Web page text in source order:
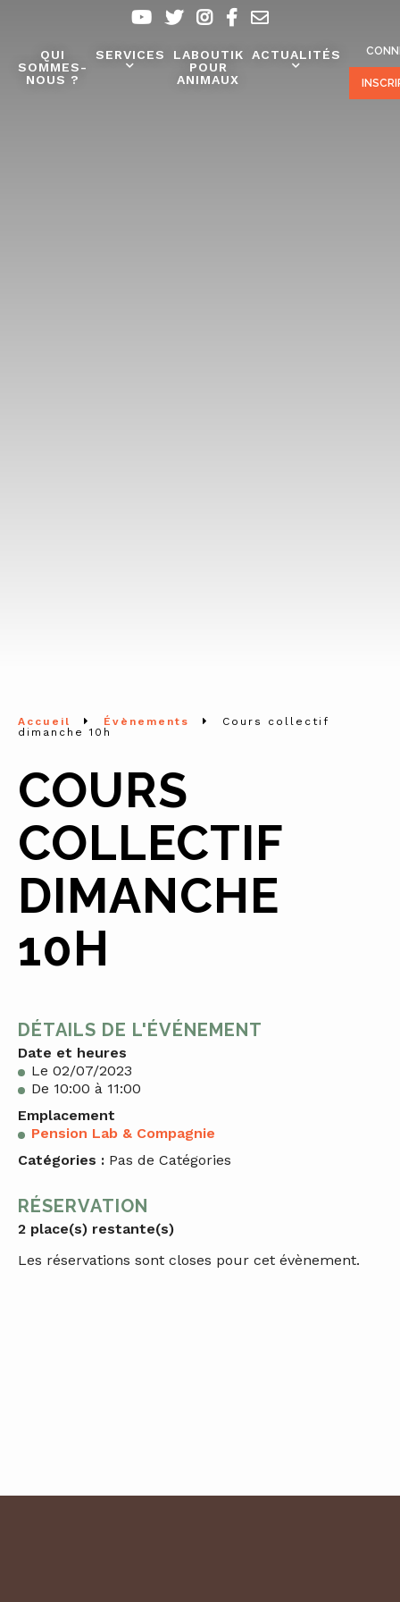
QUI
SOMMES-
NOUS ?
SERVICES
LABOUTIK
POUR
ANIMAUX
ACTUALITÉS
Accueil Évènements
Cours collectif
dimanche 10h
COURS
COLLECTIF
DIMANCHE
10H
DÉTAILS DE L'ÉVÉNEMENT
Date et heures
Le 02/07/2023
De 10:00 à 11:00
Emplacement
Pension Lab & Compagnie
Catégories : Pas de Catégories
RÉSERVATION
2 place(s) restante(s)
Les réservations sont closes pour cet évènement.